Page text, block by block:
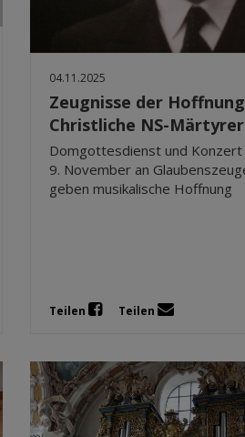
04.11.2025
Zeugnisse der
Christliche NS-
Domgottesdienst und Konzert
9. November an
geben musikalische Hoffnung
Teilen Teilen